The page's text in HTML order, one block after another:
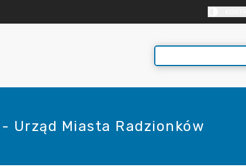
Urząd Miasta Radzionków